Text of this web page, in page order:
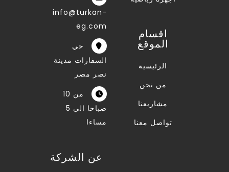
info@turkan-
eg.com
حي
السفارات مدينة
نصر مصر
من 10
صباحا الي 5
مساءا
اقسام
الموقع
الرئيسية
من نحن
مشاريعنا
تواصل معنا
عن الشركة